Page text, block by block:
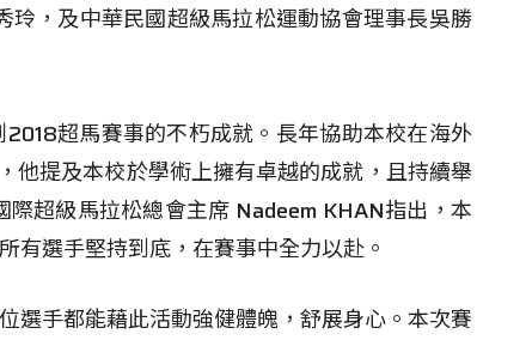
，及中華民國超級馬拉松運動協會理事長吳勝
超馬賽事的不朽成就。長年協助本校在海外
提及本校於學術上擁有卓越的成就，且持續舉
超級馬拉松總會主席 Nadeem KHAN指出，本
有選手堅持到底，在賽事中全力以赴。
選手都能藉此活動強健體魄，舒展身心。本次賽